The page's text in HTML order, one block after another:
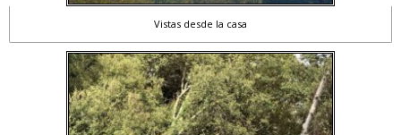
Vistas desde la casa